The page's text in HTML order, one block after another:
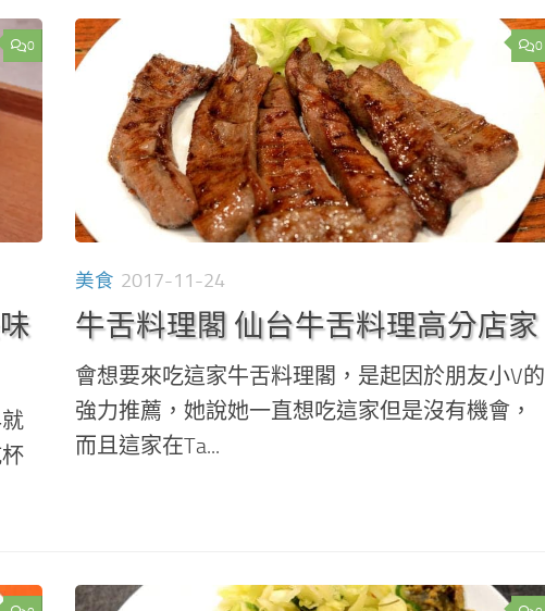
0 0
美食 2017-11-24
牛舌料理閣 仙台牛舌料理高分店家
會想要來吃這家牛舌料理閣，是起因於朋友小V的
強力推薦，她說她一直想吃這家但是沒有機會，
而且這家在Ta...